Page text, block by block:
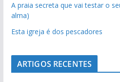
A praia secreta que vai testar o
alma)
Esta igreja é dos pescadores
ARTIGOS RECENTES